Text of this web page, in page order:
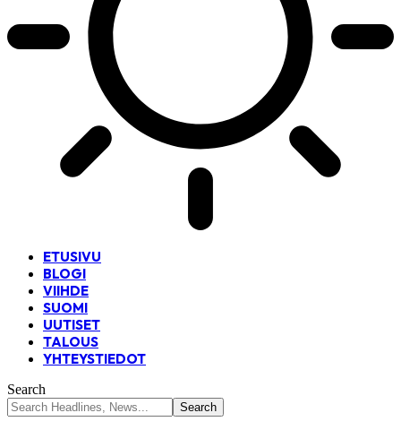
ETUSIVU
BLOGI
VIIHDE
SUOMI
UUTISET
TALOUS
YHTEYSTIEDOT
Search